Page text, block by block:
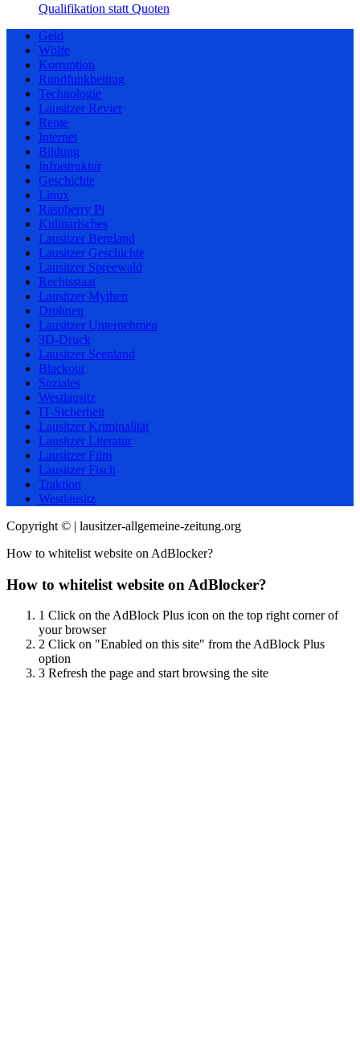
Qualifikation statt Quoten
Geld
Wölfe
Korruption
Rundfunkbeitrag
Technologie
Lausitzer Revier
Rente
Internet
Bildung
Infrastruktur
Geschichte
Linux
Raspberry Pi
Kulinarisches
Lausitzer Bergland
Lausitzer Geschichte
Lausitzer Spreewald
Rechtsstaat
Lausitzer Mythen
Drohnen
Lausitzer Unternehmen
3D-Druck
Lausitzer Seenland
Blackout
Soziales
Westlausitz
IT-Sicherheit
Lausitzer Kriminalität
Lausitzer Literatur
Lausitzer Film
Lausitzer Fisch
Traktion
Westlausitz
Copyright © | lausitzer-allgemeine-zeitung.org
How to whitelist website on AdBlocker?
How to whitelist website on AdBlocker?
1 Click on the AdBlock Plus icon on the top right corner of
your browser
2 Click on "Enabled on this site" from the AdBlock Plus
option
3 Refresh the page and start browsing the site